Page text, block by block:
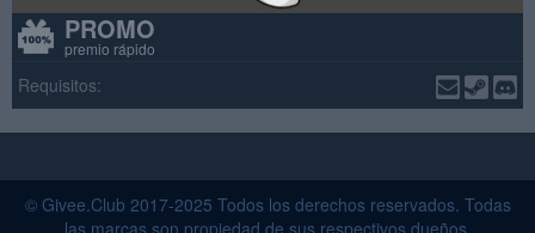
PROMO
premio rápido
Requisitos:
© Givee.Club 2017-2025 Todos los derechos reservados. Todas
las marcas son propiedad de sus respectivos dueños.